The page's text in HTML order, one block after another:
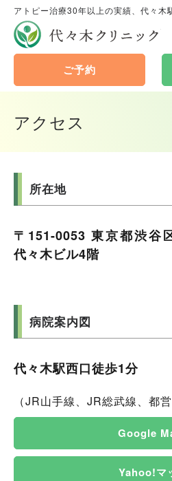
アトピー治療30年以上の実績、代々木
ご予約
アクセス
所在地
〒151-0053 東京都渋谷
代々木ビル4階
病院案内図
代々木駅西口徒歩1分
（JR山手線、JR総武線、都営
Google
Yahoo!マ